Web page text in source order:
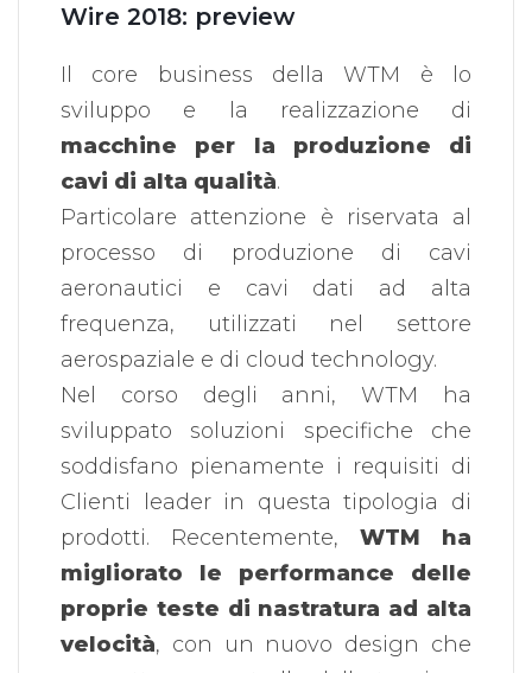
Wire 2018: preview
Il core business della WTM è lo
sviluppo e la realizzazione di
macchine per la produzione di
cavi di alta qualità.
Particolare attenzione è riservata al
processo di produzione di cavi
aeronautici e cavi dati ad alta
frequenza, utilizzati nel settore
aerospaziale e di cloud technology.
Nel corso degli anni, WTM ha
sviluppato soluzioni specifiche che
soddisfano pienamente i requisiti di
Clienti leader in questa tipologia di
prodotti. Recentemente, WTM ha
migliorato le performance delle
proprie teste di nastratura ad alta
velocità, con un nuovo design che